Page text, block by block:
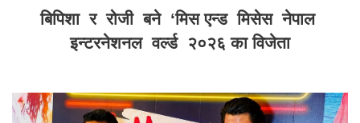
बिपिशा र रोजी बने ‘मिस एन्ड मिसेस नेपाल
इन्टरनेशनल वर्ल्ड २०२६ का विजेता